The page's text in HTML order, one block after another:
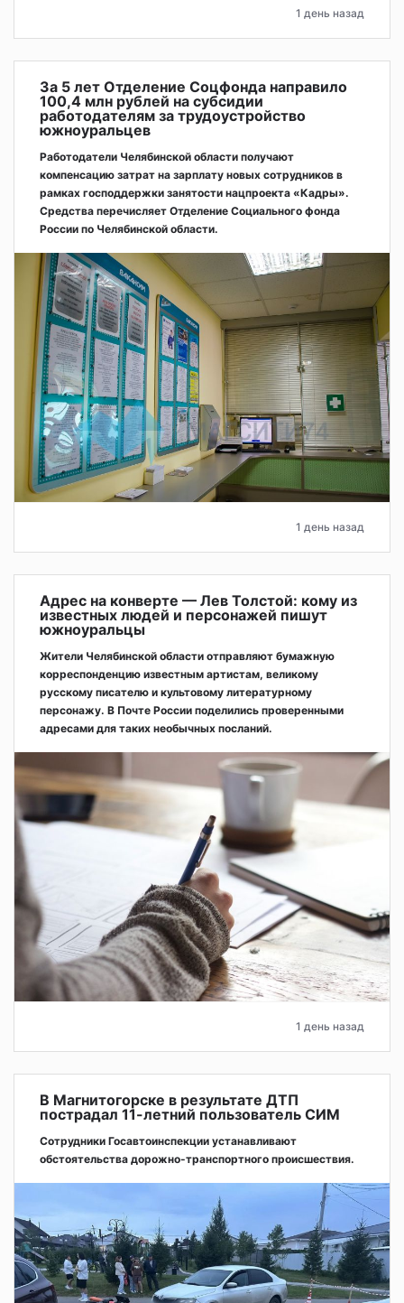
1 день назад
За 5 лет Отделение Соцфонда направило
100,4 млн рублей на субсидии
работодателям за трудоустройство
южноуральцев
Работодатели Челябинской области получают
компенсацию затрат на зарплату новых сотрудников в
рамках господдержки занятости нацпроекта «Кадры».
Средства перечисляет Отделение Социального фонда
России по Челябинской области.
1 день назад
Адрес на конверте — Лев Толстой: кому из
известных людей и персонажей пишут
южноуральцы
Жители Челябинской области отправляют бумажную
корреспонденцию известным артистам, великому
русскому писателю и культовому литературному
персонажу. В Почте России поделились проверенными
адресами для таких необычных посланий.
1 день назад
В Магнитогорске в результате ДТП
пострадал 11-летний пользователь СИМ
Сотрудники Госавтоинспекции устанавливают
обстоятельства дорожно-транспортного происшествия.